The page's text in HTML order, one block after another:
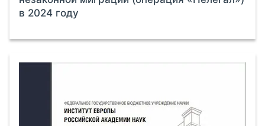
в 2024 году